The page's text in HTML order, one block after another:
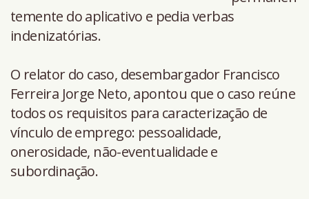
temente do aplicativo e pedia verbas
indenizatórias.
O relator do caso, desembargador Francisco
Ferreira Jorge Neto, apontou que o caso reúne
todos os requisitos para caracterização de
vínculo de emprego: pessoalidade,
onerosidade, não-eventualidade e
subordinação.